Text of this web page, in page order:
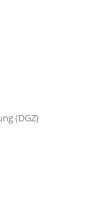
(DGZ)